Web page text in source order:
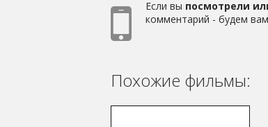
Если вы посмотрели
комментарий - будем
Похожие фильмы: